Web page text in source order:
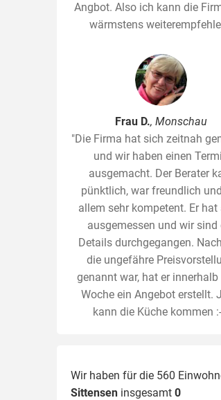
Angbot. Also ich kann die
wärmstens
Frau D., Monschau
"Die Firma hat sich zeitnah
und wir haben einen
ausgemacht. Der Berater
pünktlich, war freundlich
allem sehr kompetent. Er hat
ausgemessen und wir sind
Details durchgegangen.
die ungefähre
genannt war, hat er innerhalb
Woche ein Angebot erstellt.
kann die Küche kommen
Wir haben für die 560
Sittensen insgesamt 0